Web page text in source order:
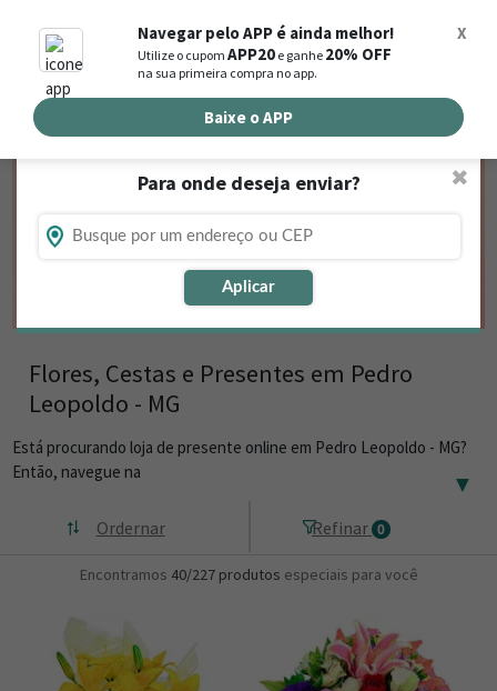
Navegar pelo APP é ainda melhor!
Utilize o cupomAPP20 e ganhe 20% OFF
na sua primeira compra no app.
X
Baixe o APP
Busca de produtos
Buscar por endereço de entrega
Para onde deseja enviar?
Aplicar
✖
Flores, Cestas e Presentes em Pedro
Leopoldo - MG
Está procurando loja de presente online em Pedro Leopoldo - MG?
Então, navegue na
▼
Refinar 0
Ordernar
Encontramos 40/227 produtos especiais para você